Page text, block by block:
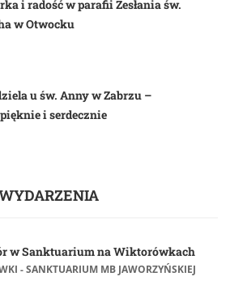
i radość w parafii Zesłania św.
w Otwocku
u św. Anny w Zabrzu –
i serdecznie
w Sanktuarium na Wiktorówkach
- SANKTUARIUM MB JAWORZYŃSKIEJ